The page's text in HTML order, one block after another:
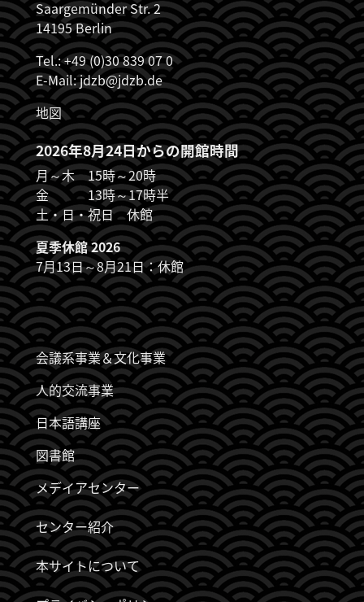
Saargemünder Str. 2
14195 Berlin
Tel.: +49 (0)30 839 07 0
E-Mail:jdzb@jdzb.de
地図
2026年8月24日からの開館時間
月～木 15時～20時
金 13時～17時半
土・日・祝日 休館
夏季休館 2026
7月13日～8月21日：休館
JDZB_FUSSZEILENMENÜ
会議系事業＆文化事業
人的交流事業
日本語講座
図書館
メデイアセンター
センター紹介
本サイトについて